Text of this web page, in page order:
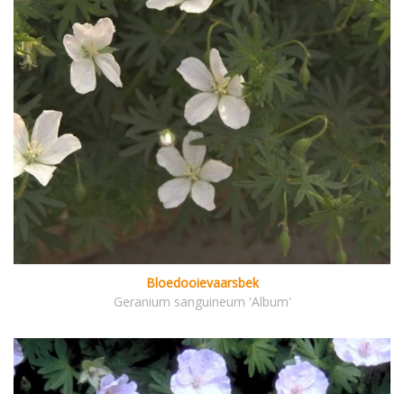
Bloedooievaarsbek
Geranium sanguineum 'Album'